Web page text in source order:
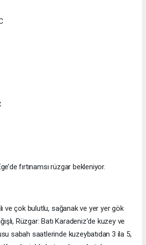
fırtınamsı rüzgar bekleniyor.
ve çok bulutlu, sağanak ve yer yer gök
Rüzgar: Batı Karadeniz'de kuzey ve
sabah saatlerinde kuzeybatıdan 3 ila 5,